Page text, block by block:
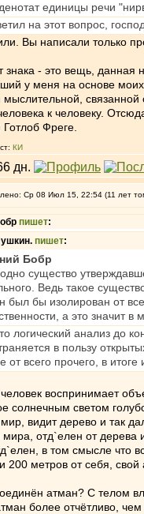
единицы речи
на этот вопрос,
Вы написали только
знака - это вещь,
у меня на основе
к человеку.
Фреге.
КИ
Ср 08 Июл 15, 22:54 (11 лет
пишет:
пишет:
Бобр
существо
Ведь такое
был бы изолирован от
а это значит
логический анализ до
в пользу
от всего прочего, в
человек воспринимает
солнечным светом
видит дерево и так
мира, отд`елен от
в том смысле что
200 метров от себя, свой
атман? С телом
более отчётливо,